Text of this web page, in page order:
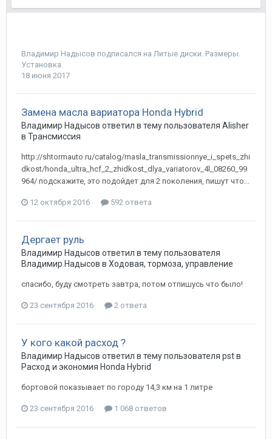
Владимир Надысов подписался на Литые диски. Размеры.
Установка.
18 июня 2017
Замена масла вариатора Honda Hybrid
Владимир Надысов ответил в тему пользователя Alisher
в Трансмиссия
http://shtormauto.ru/catalog/masla_transmissionnye_i_spets_zhi
dkost/honda_ultra_hcf_2_zhidkost_dlya_variatorov_4l_08260_99
964/ подскажите, это подойдет для 2 поколения, пишут что...
12 октября 2016 592 ответа
Дергает руль
Владимир Надысов ответил в тему пользователя
Владимир Надысов в Ходовая, тормоза, управление
спасибо, буду смотреть завтра, потом отпишусь что было!
23 сентября 2016 2 ответа
У кого какой расход ?
Владимир Надысов ответил в тему пользователя pstв
Расход и экономия Honda Hybrid
бортовой показывает по городу 14,3 км на 1 литре
23 сентября 2016 1 068 ответов